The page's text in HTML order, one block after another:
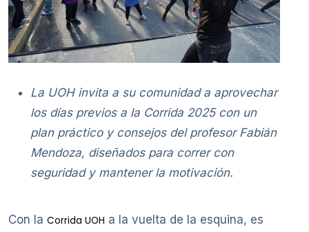
La UOH invita a su comunidad a aprovechar
los días previos a la Corrida 2025 con un
plan práctico y consejos del profesor Fabián
Mendoza, diseñados para correr con
seguridad y mantener la motivación.
Con la Corrida UOH a la vuelta de la esquina, es